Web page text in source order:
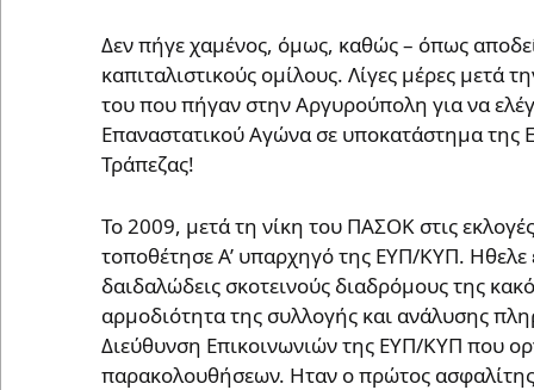
Δεν πήγε χαμένος, όμως, καθώς – όπως
καπιταλιστικούς ομίλους. Λίγες μέρες
του που πήγαν στην Αργυρούπολη για να
Επαναστατικού Αγώνα σε υποκατάστημα
Τράπεζας!
Το 2009, μετά τη νίκη του ΠΑΣΟΚ στις
τοποθέτησε Α’ υπαρχηγό της ΕΥΠ/ΚΥΠ.
δαιδαλώδεις σκοτεινούς διαδρόμους της
αρμοδιότητα της συλλογής και ανάλυσης
Διεύθυνση Επικοινωνιών της ΕΥΠ/ΚΥΠ που
παρακολουθήσεων. Ηταν ο πρώτος